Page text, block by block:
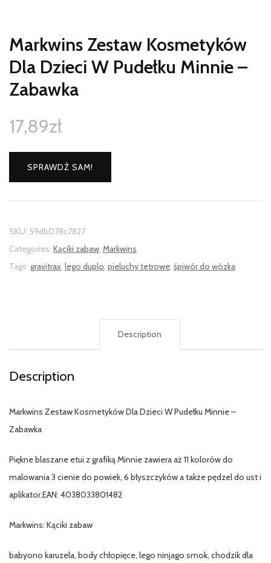
Markwins Zestaw Kosmetyków
Dla Dzieci W Pudełku Minnie –
Zabawka
17,89zł
SPRAWDŹ SAM!
SKU: 59db078c7827
Categories: Kąciki zabaw, Markwins
Tags: gravitrax, lego duplo, pieluchy tetrowe, śpiwór do wózka
Description
Description
Markwins Zestaw Kosmetyków Dla Dzieci W Pudełku Minnie –
Zabawka
Piękne blaszane etui z grafiką Minnie zawiera aż 11 kolorów do
malowania 3 cienie do powiek, 6 błyszczyków a także pędzel do ust i
aplikator,EAN: 4038033801482
Markwins: Kąciki zabaw
babyono karuzela, body chłopięce, lego ninjago smok, chodzik dla